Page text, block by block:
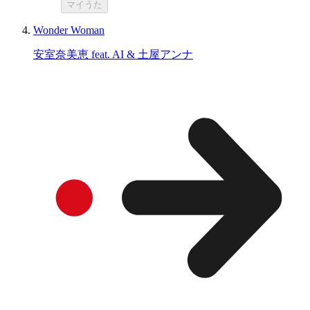
マイうた
Wonder Woman
安室奈美恵 feat. AI & 土屋アンナ